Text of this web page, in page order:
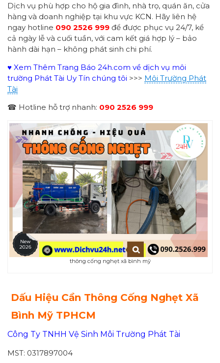
Dịch vụ phù hợp cho hộ gia đình, nhà trọ, quán ăn, cửa
hàng và doanh nghiệp tại khu vực KCN. Hãy liên hệ
ngay hotline 090 2526 999 để được phục vụ 24/7, kể
cả ngày lễ và cuối tuần, với cam kết giá hợp lý – bảo
hành dài hạn – không phát sinh chi phí.
♥ Xem Thêm Trang Báo 24h.com về dịch vụ môi
trường Phát Tài Uy Tín chúng tôi >>> Môi Trường Phát
Tài
☎ Hotline hỗ trợ nhanh: 090 2526 999
thông cống nghẹt xã bình mỹ
Dấu Hiệu Cần Thông Cống Nghẹt Xã
Bình Mỹ TPHCM
Công Ty TNHH Vệ Sinh Môi Trường Phát Tài
MST: 0317897004